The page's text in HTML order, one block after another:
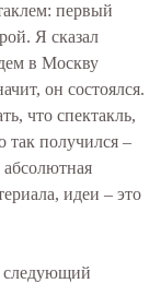
первый
Я сказал
в Москву
он состоялся.
что спектакль,
так получился –
абсолютная
идеи – это
следующий